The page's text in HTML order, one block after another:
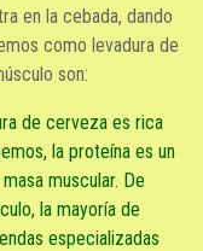
en la cebada, dando
como levadura de
son:
de cerveza es rica
la proteína es un
muscular. De
la mayoría de
especializadas